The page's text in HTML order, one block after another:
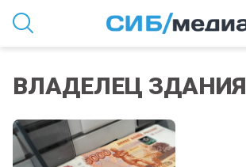
ВЛАДЕЛЕЦ ЗДАНИЯ